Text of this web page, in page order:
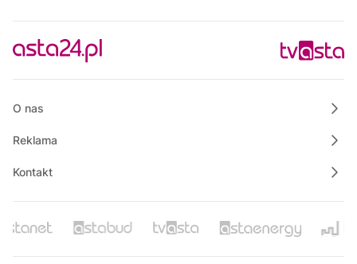
O nas
Reklama
Kontakt